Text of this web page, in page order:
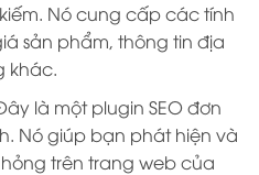
Nó cung cấp các tính
sản phẩm, thông tin địa
khác.
là một plugin SEO đơn
Nó giúp bạn phát hiện và
trên trang web của